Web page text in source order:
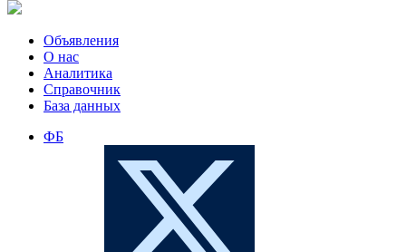
Объявления
О нас
Аналитика
Справочник
База данных
ФБ